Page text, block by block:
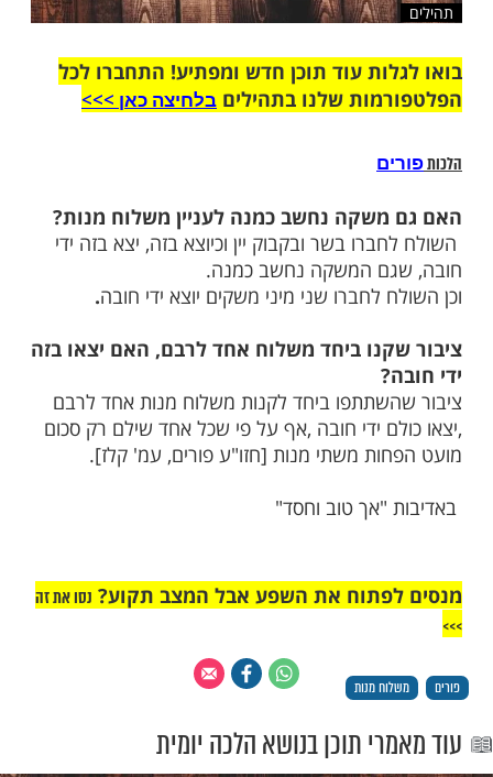
עוד תוכן חדש ומפתיע! התחברו לכל
שלנו בתהיליםבלחיצה כאן >>>​
נחשב כמנה לעניין משלוח מנות?
בשר ובקבוק יין וכיוצא בזה, יצא בזה ידי
המשקה נחשב כמנה.
ביחד משלוח אחד לרבם, האם יצאו בזה
ביחד לקנות משלוח מנות אחד לרבם
ידי חובה ,אף על פי שכל אחד שילם רק סכום
משתי מנות [חזו"ע פורים, עמ' קלז].